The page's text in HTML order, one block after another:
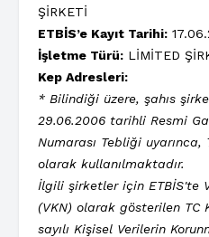
ŞİRKETİ
ETBİS’e Kayıt Tarihi:
İşletme Türü: LİMİTED
Kep Adresleri:
* Bilindiği üzere, şahıs
29.06.2006 tarihli Resmi
Numarası Tebliği uyarınca,
olarak kullanılmaktadır.
İlgili şirketler için ETBİS'te
(VKN) olarak gösterilen TC
sayılı Kişisel Verilerin